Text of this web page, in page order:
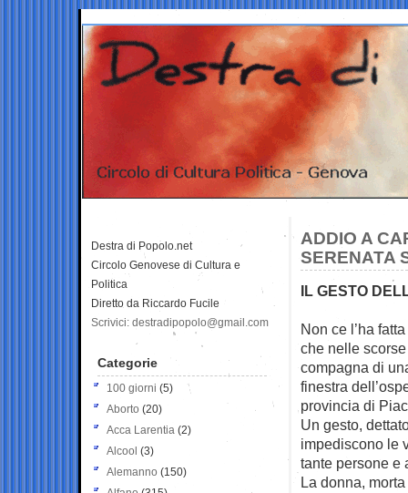
ADDIO A
SERENATA
IL GESTO
Non ce l’ha
che nelle
compagna di
finestra
provincia di
Un gesto,
impediscono le
tante persone e
La donna,
Destra di Popolo.net
Circolo Genovese di Cultura e
Politica
Diretto da Riccardo Fucile
Scrivici: destradipopolo@gmail.com
Categorie
100 giorni (5)
Aborto (20)
Acca Larentia (2)
Alcool (3)
Alemanno (150)